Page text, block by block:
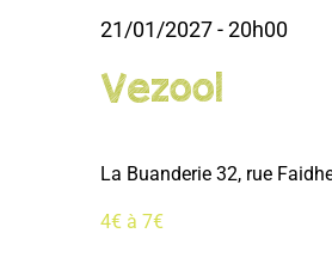
Vezool
21/01/2027 - 20h00
La Buanderie 32, rue
4€ à 7€